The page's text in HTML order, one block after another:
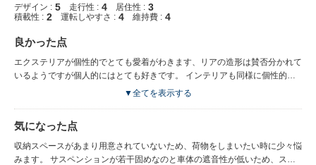
デザイン : 5 走行性 : 4 居住性 : 3
積載性 : 2 運転しやすさ : 4 維持費 : 4
良かった点
エクステリアが個性的でとても愛着がわきます、リアの造形は賛否分かれて
いるようですが個人的にはとても好きです。 インテリアも同様に個性的
で、特にオートエアコンのコントローラーがお洒落で尚且つ使いやすいので
りは高めになっているため悪路には若干強いように感じます。 デュアルカ
メラブレーキサポートは感度が良く、とても頼もしく感じます。
▼全てを表示する
気になった点
収納スペースがあまり用意されていないため、荷物をしまいたい時に少々悩
みます。 サスペンションが若干固めなのと車体の遮音性が低いため、スピ